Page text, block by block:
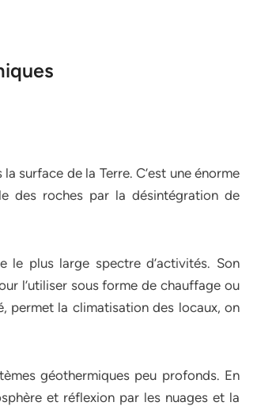
surface de la Terre. C’est une énorme
des roches par la désintégration de
le plus large spectre d’activités. Son
l’utiliser sous forme de chauffage ou
permet la climatisation des locaux, on
géothermiques peu profonds. En
et réflexion par les nuages et la